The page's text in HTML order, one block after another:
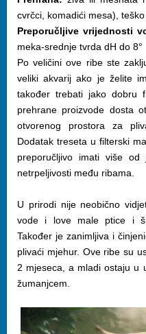
cvrčci, komadići mesa),
Preporučljive vrijednosti
meka-srednje tvrda dH do 8°
Po veličini ove ribe ste
veliki akvarij ako je želite
također trebati jako dobru
prehrane proizvode dosta
otvorenog prostora za
Dodatak treseta u filterski
preporučljivo imati više od
netrpeljivosti među ribama.
U prirodi nije neobično
vode i love male ptice i
Također je zanimljiva i
plivaći mjehur. Ove ribe su
2 mjeseca, a mladi ostaju u
žumanjcem.